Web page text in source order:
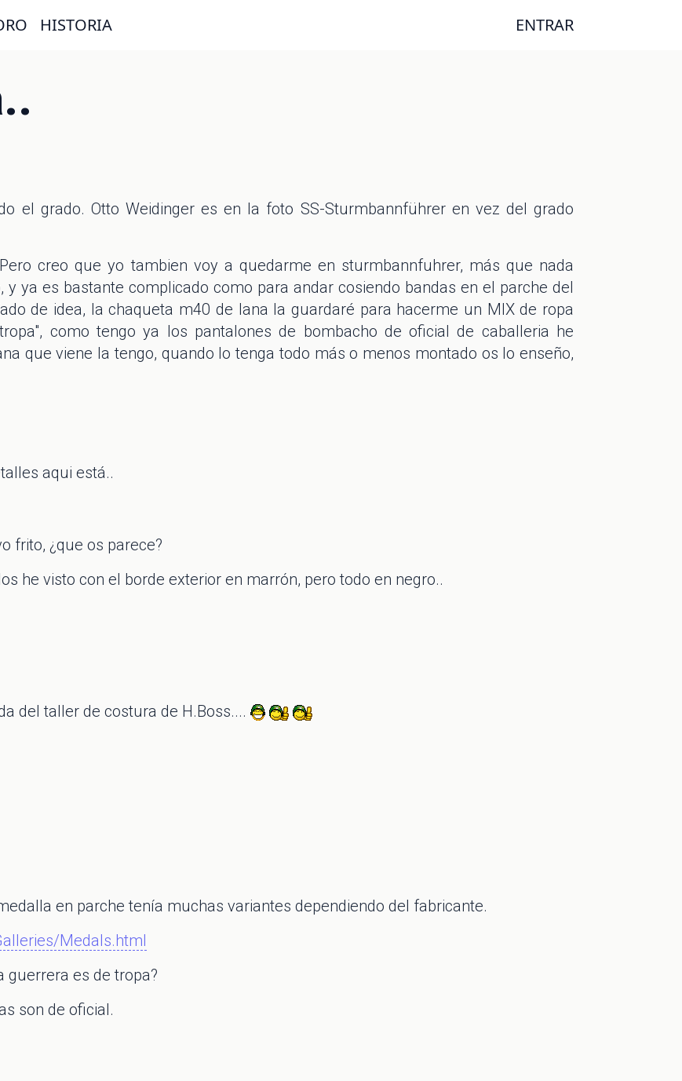
HISTORIA ENTRAR
el grado. Otto Weidinger es en la foto SS-Sturmbannführer en vez del grado
creo que yo tambien voy a quedarme en sturmbannfuhrer, más que nada
ya es bastante complicado como para andar cosiendo bandas en el parche del
de idea, la chaqueta m40 de lana la guardaré para hacerme un MIX de ropa
como tengo ya los pantalones de bombacho de oficial de caballeria he
que viene la tengo, quando lo tenga todo más o menos montado os lo enseño,
aqui está..
frito, ¿que os parece?
he visto con el borde exterior en marrón, pero todo en negro..
del taller de costura de H.Boss....
en parche tenía muchas variantes dependiendo del fabricante.
Medals.html
guerrera es de tropa?
son de oficial.